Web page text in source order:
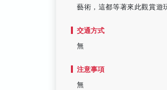
藝術，這都等著來此觀賞遊
交通方式
無
注意事項
無